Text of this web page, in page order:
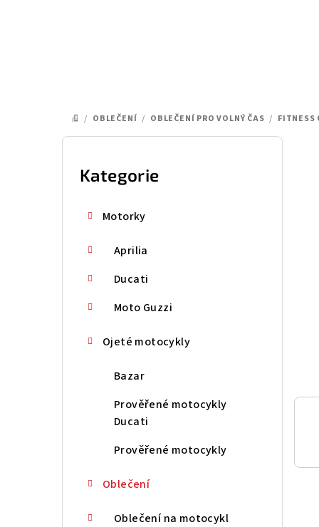
DOMŮ
/ OBLEČENÍ / OBLEČENÍ PRO VOLNÝ ČAS / FITNESS
P
Přeskočit
kategorie
Kategorie
Motorky
Aprilia
Ducati
Moto Guzzi
Ojeté motocykly
Bazar
Prověřené motocykly
Ducati
Prověřené motocykly
Oblečení
Oblečení na motocykl